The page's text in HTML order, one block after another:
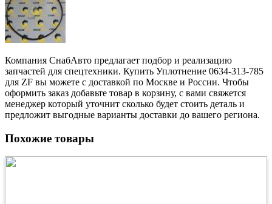
Компания СнабАвто предлагает подбор и реализацию
запчастей для спецтехники. Купить Уплотнение 0634-313-785
для ZF вы можете с доставкой по Москве и России. Чтобы
оформить заказ добавьте товар в корзину, с вами свяжется
менеджер который уточнит сколько будет стоить деталь и
предложит выгодные варианты доставки до вашего региона.
Похожие товары